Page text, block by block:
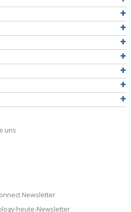
uns
Newsletter
heute-Newsletter